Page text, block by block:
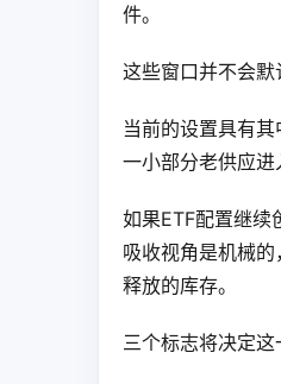
件。
这些窗口并不会默
当前的设置具有
一小部分老供应进
如果ETF配置继续
吸收视角是机械
释放的库存。
三个标志将决定这